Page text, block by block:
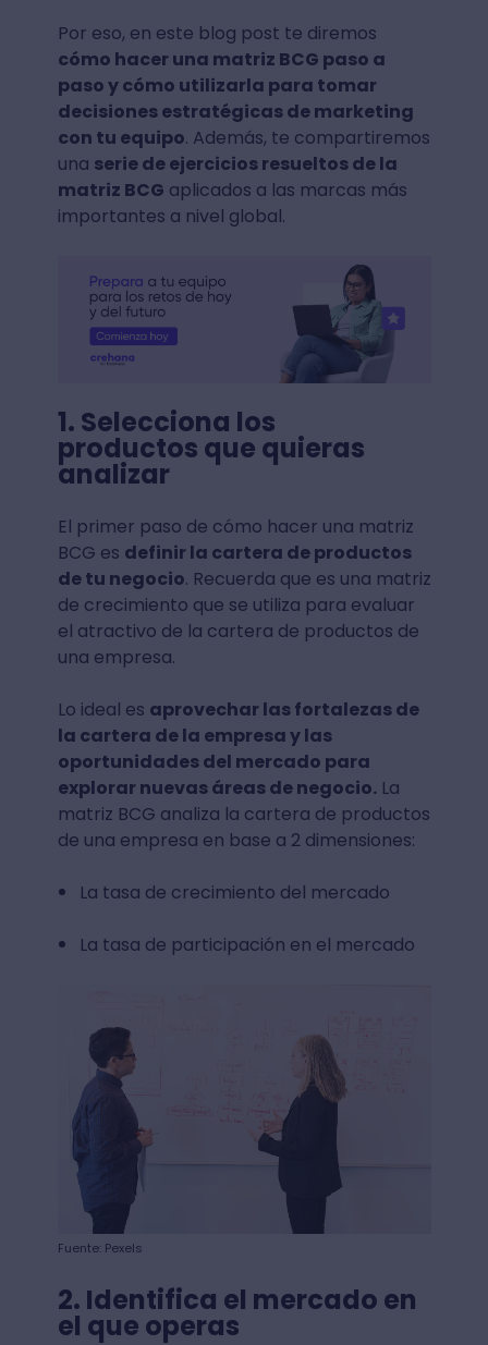
Por eso, en este blog post te diremos
cómo hacer una matriz BCG paso a
paso y cómo utilizarla para tomar
decisiones estratégicas de marketing
con tu equipo. Además, te compartiremos
una serie de ejercicios resueltos de la
matriz BCG aplicados a las marcas más
importantes a nivel global.
1. Selecciona los
productos que quieras
analizar
El primer paso de cómo hacer una matriz
BCG es definir la cartera de productos
de tu negocio. Recuerda que es una matriz
de crecimiento que se utiliza para evaluar
el atractivo de la cartera de productos de
una empresa.
Lo ideal es aprovechar las fortalezas de
la cartera de la empresa y las
oportunidades del mercado para
explorar nuevas áreas de negocio.La
matriz BCG analiza la cartera de productos
de una empresa en base a 2 dimensiones:
La tasa de crecimiento del mercado
La tasa de participación en el mercado
Fuente: Pexels
2. Identifica el mercado en
el que operas